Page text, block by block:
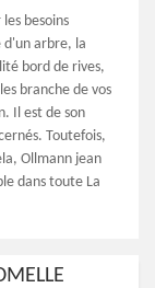
besoins
d'un arbre, la
bord de rives,
branche de vos
Il est de son
Toutefois,
Ollmann jean
dans toute La